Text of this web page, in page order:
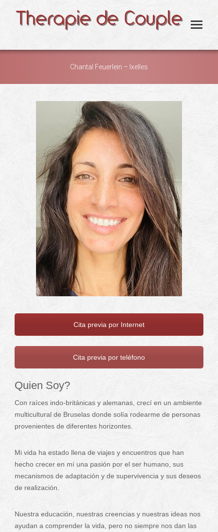
Chantal Feuerlein – Ixelles
Quien Soy?
Con raíces indo-británicas y alemanas, crecí en un ambiente
multicultural de Bruselas donde solía rodearme de personas
provenientes de diferentes horizontes.
Mi vida ha estado llena de viajes y encuentros que han
hecho crecer en mí una pasión por el ser humano, sus
mecanismos de adaptación y de supervivencia y sus deseos
de realización.
Nuestra educación, nuestras creencias y nuestras ideas nos
ayudan a comprender la vida, pero no siempre nos dan las
Cita previa por Internet
Cita previa por teléfono